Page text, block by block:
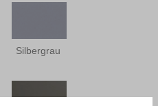
Silbergrau